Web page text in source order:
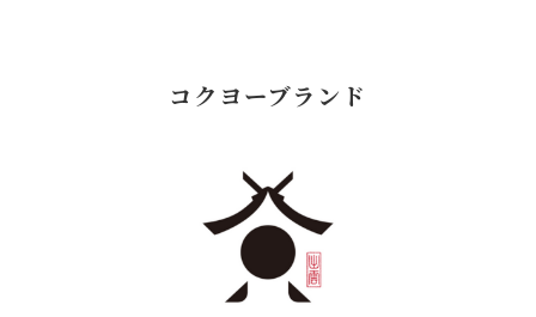
コクヨーブランド